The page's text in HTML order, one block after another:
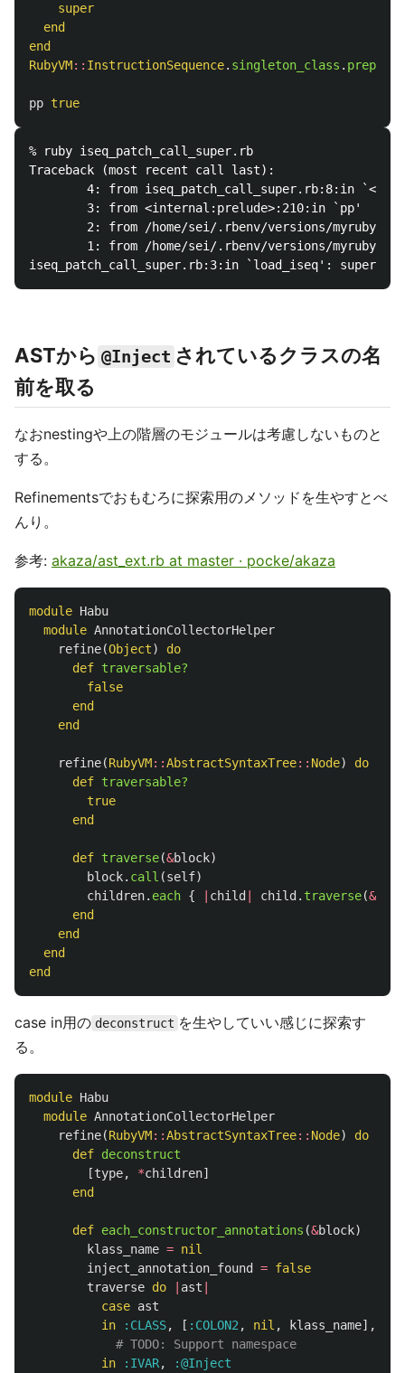
super
end
end
RubyVM:: InstructionSequence. singleton_class . prepend
pp true
% ruby iseq_patch_call_super.rb
Traceback (most recent call last):
4: from iseq_patch_call_super.rb:8:in
        3: from <internal:prelude>:210:in `pp'
2: from /home/sei/.rbenv/versions/myruby/
1: from /home/sei/.rbenv/versions/myruby/
ASTから @Inject されているクラスの名
前を取る
なおnestingや上の階層のモジュールは考慮しないものと
する。
Refinementsでおもむろに探索用のメソッドを生やすとべ
んり。
参考: akaza/ast_ext.rb at master · pocke/akaza
module Habu
module AnnotationCollectorHelper
refine(Object)
do
def traversable?
false
end
end
refine(RubyVM::AbstractSyntaxTree:: Node)
do
def traversable?
true
end
def traverse(&block)
block. call (self)
children. each { child child . traverse(&
end
end
end
end
case in用の deconstruct を生やしていい感じに探索す
る。
module Habu
module AnnotationCollectorHelper
refine(RubyVM::AbstractSyntaxTree:: Node)
do
def deconstruct
[type, *children]
end
def each_constructor_annotations (&block)
klass_name = nil
inject_annotation_found
= false
traverse do ast
case ast
in
:CLASS, [ :COLON2 , nil , klass_name],
# TODO: Support namespace
in
:IVAR,
:@Inject